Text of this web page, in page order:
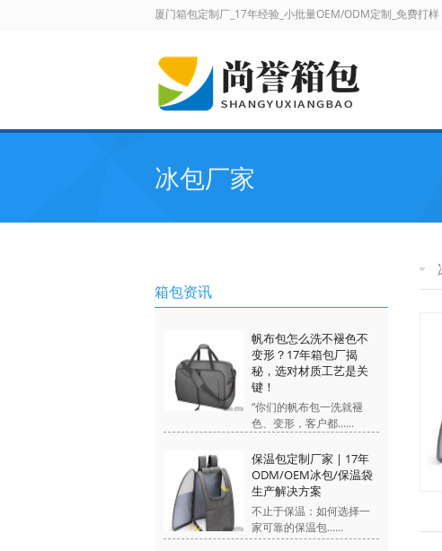
厦门箱包定制厂_17年经验_小批量OEM/ODM定制_免费打样
冰包厂家
箱包资讯
帆布包怎么洗不褪色不
变形？17年箱包厂揭
秘，选对材质工艺是关
键！
“你们的帆布包一洗就褪
色、变形，客户都......
保温包定制厂家 | 17年
ODM/OEM冰包/保温袋
生产解决方案
不止于保温：如何选择一
家可靠的保温包......